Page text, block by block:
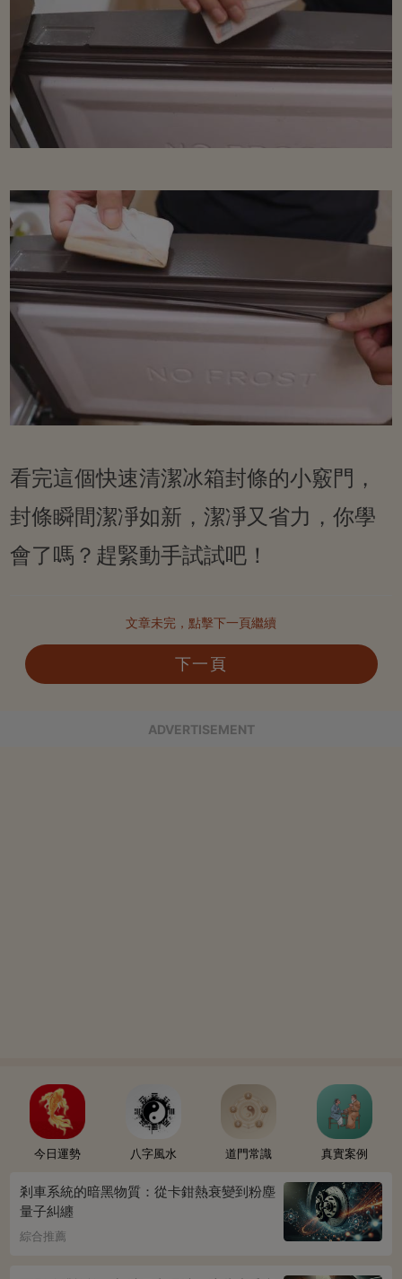
看完這個快速清潔冰箱封條的小竅門，
封條瞬間潔凈如新，潔凈又省力，你學
會了嗎？趕緊動手試試吧！
文章未完，點擊下一頁繼續
下一頁
ADVERTISEMENT
今日運勢 八字風水 道門常識 真實案例
剎車系統的暗黑物質：從卡鉗熱衰變到粉塵
量子糾纏
綜合推薦